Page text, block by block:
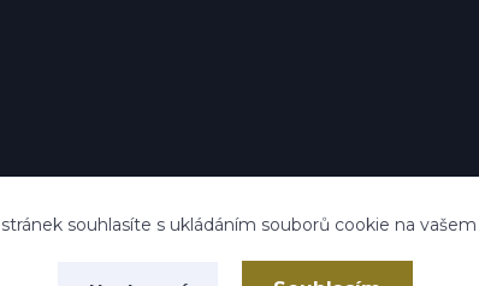
souhlasíte s ukládáním souborů cookie na